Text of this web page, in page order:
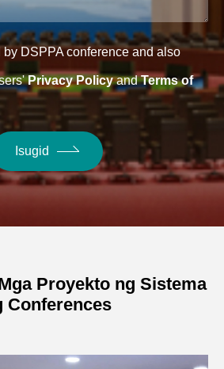
DSPPA conference and also
Privacy PolicyandTerms of
Isugid
Proyekto ng Sistema
Conferences